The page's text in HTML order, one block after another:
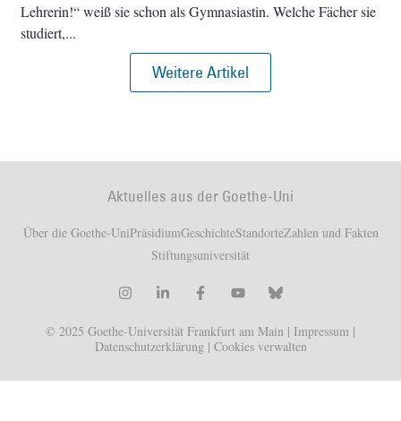
Lehrerin!“ weiß sie schon als Gymnasiastin. Welche Fächer sie
studiert,
Weitere Artikel
Aktuelles aus der Goethe-Uni
Über die Goethe-UniPräsidiumGeschichteStandorteZahlen und Fakten
Stiftungsuniversität
© 2025 Goethe-Universität Frankfurt am Main | Impressum |
Datenschutzerklärung| Cookies verwalten